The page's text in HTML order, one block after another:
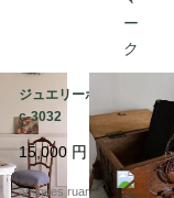
ジュエリーボックス F
c-3032
15,000 円
antiques ruan